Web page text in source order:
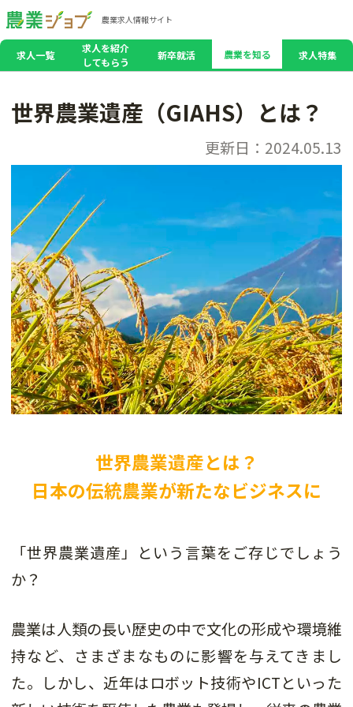
農業求人情報サイト
求人一覧
求人を紹介
してもらう
新卒就活 農業を知る 求人特集
世界農業遺産（GIAHS）とは？
更新日：2024.05.13
世界農業遺産とは？
日本の伝統農業が新たなビジネスに
「世界農業遺産」という言葉をご存じでしょう
か？
農業は人類の長い歴史の中で文化の形成や環境維
持など、さまざまなものに影響を与えてきまし
た。しかし、近年はロボット技術やICTといった